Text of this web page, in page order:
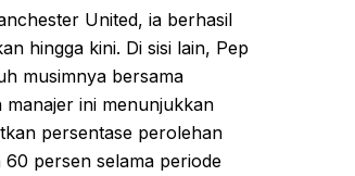
United, ia berhasil
hingga kini. Di sisi lain, Pep
musimnya bersama
manajer ini menunjukkan
persentase perolehan
persen selama periode